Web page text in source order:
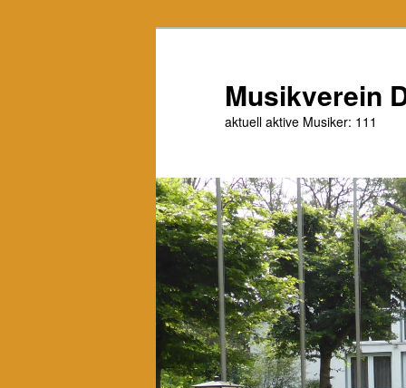
Musikverein
aktuell aktive Musiker: 111